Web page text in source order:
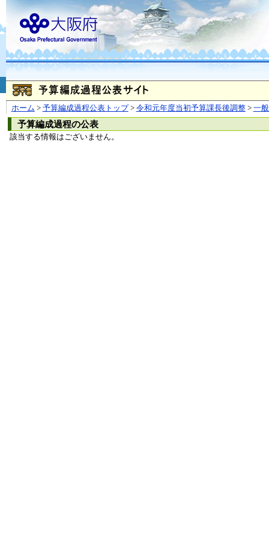
ホーム > 予算編成過程公表トップ> 令和元年度当初予算課長後調整> 一
予算編成過程の公表
該当する情報はございません。
お問合せ
大阪府
（法人番号 4000020270008）
本庁 〒540-8570
大阪市
〒559-8555